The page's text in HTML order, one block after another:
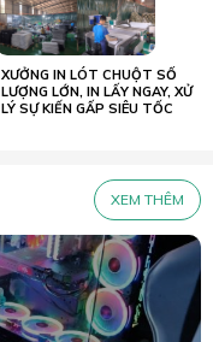
XƯỞNG IN LÓT CHUỘT SỐ
LƯỢNG LỚN, IN LẤY NGAY, XỬ
LÝ SỰ KIẾN GẤP SIÊU TỐC
XEM THÊM